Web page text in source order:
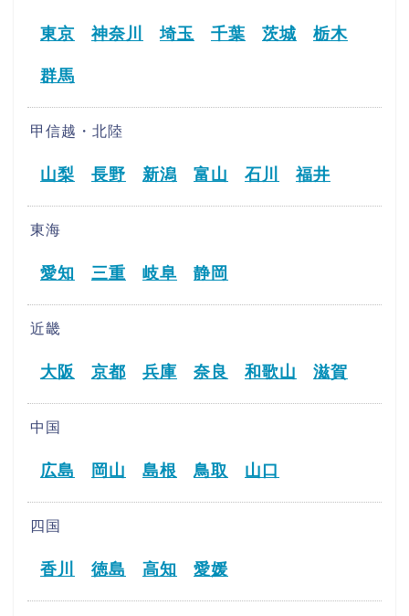
東京 神奈川 埼玉 千葉 茨城 栃木
群馬
甲信越・北陸
山梨 長野 新潟 富山 石川 福井
東海
愛知 三重 岐阜 静岡
近畿
大阪 京都 兵庫 奈良 和歌山 滋賀
中国
広島 岡山 島根 鳥取 山口
四国
香川 徳島 高知 愛媛